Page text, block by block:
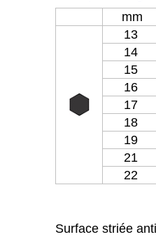
mm
13
14
15
16
17
18
19
21
22
Surface striée